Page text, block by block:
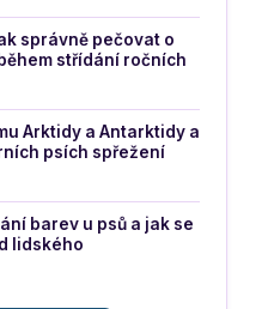
správně pečovat o
střídání ročních
Arktidy a Antarktidy a
psích spřežení
barev u psů a jak se
lidského